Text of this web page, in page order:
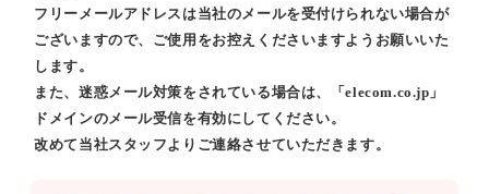
フリーメールアドレスは当社のメールを受付けられない場合が
ございますので、ご使用をお控えくださいますようお願いいた
します。
また、迷惑メール対策をされている場合は、「elecom.co.jp」
ドメインのメール受信を有効にしてください。
改めて当社スタッフよりご連絡させていただきます。